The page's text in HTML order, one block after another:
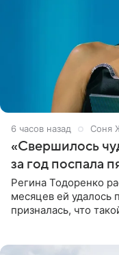
6 часов назад Соня
«Свершилось
за год поспала
Регина Тодоренко
месяцев ей удалось
призналась, что